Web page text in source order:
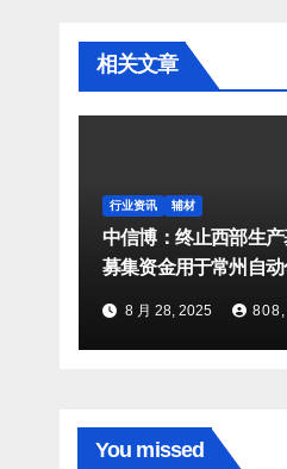
相关文章
行业资讯 辅材
中信博：终止西部生
募集资金用于常州自
8 月 28, 2025
You missed